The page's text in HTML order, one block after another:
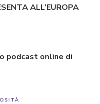
ALL’EUROPA
podcast online di